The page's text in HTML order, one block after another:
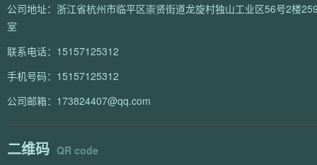
公司地址：浙江省杭州市临平区崇贤街道龙旋村独山工业区56号2楼
室
联系电话：15157125312
手机号码：15157125312
公司邮箱：173824407@qq.com
二维码 QR code